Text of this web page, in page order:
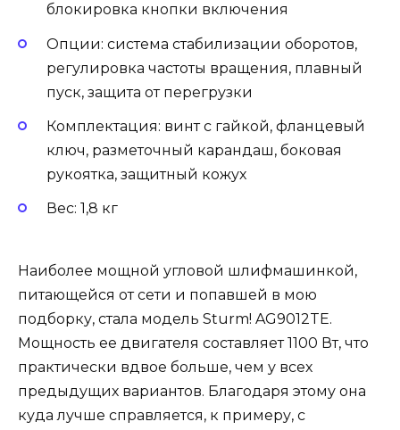
блокировка кнопки включения
Опции: система стабилизации оборотов,
регулировка частоты вращения, плавный
пуск, защита от перегрузки
Комплектация: винт с гайкой, фланцевый
ключ, разметочный карандаш, боковая
рукоятка, защитный кожух
Вес: 1,8 кг
Наиболее мощной угловой шлифмашинкой,
питающейся от сети и попавшей в мою
подборку, стала модель Sturm! AG9012TE.
Мощность ее двигателя составляет 1100 Вт, что
практически вдвое больше, чем у всех
предыдущих вариантов. Благодаря этому она
куда лучше справляется, к примеру, с